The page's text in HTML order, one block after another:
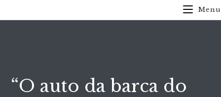
Menu
“O auto da barca do